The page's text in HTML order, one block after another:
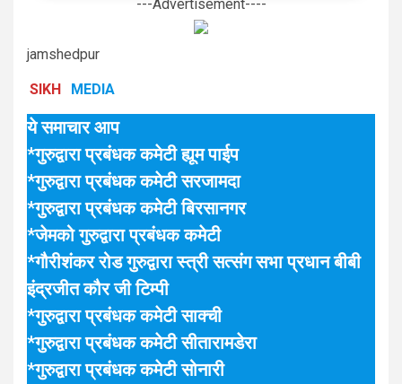
---Advertisement----
jamshedpur
SIKH MEDIA
ये समाचार आप
*गुरुद्वारा प्रबंधक कमेटी ह्यूम पाईप
*गुरुद्वारा प्रबंधक कमेटी सरजामदा
*गुरुद्वारा प्रबंधक कमेटी बिरसानगर
*जेमको गुरुद्वारा प्रबंधक कमेटी
*गौरीशंकर रोड गुरुद्वारा स्त्री सत्संग सभा प्रधान बीबी
इंद्रजीत कौर जी टिम्पी
*गुरुद्वारा प्रबंधक कमेटी साक्ची
*गुरुद्वारा प्रबंधक कमेटी सीतारामडेरा
*गुरुद्वारा प्रबंधक कमेटी सोनारी